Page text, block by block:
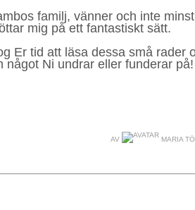
familj, vänner och inte
mig på ett fantastiskt sätt.
Er tid att läsa dessa små rader
något Ni undrar eller funderar på!
AV MARIA